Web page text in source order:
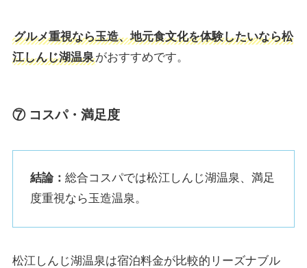
グルメ重視なら玉造、地元食文化を体験したいなら松
江しんじ湖温泉がおすすめです。
⑦ コスパ・満足度
結論：総合コスパでは松江しんじ湖温泉、満足
度重視なら玉造温泉。
松江しんじ湖温泉は宿泊料金が比較的リーズナブル